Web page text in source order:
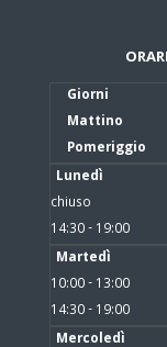
Giorni
Mattino
Pomeriggio
Lunedì
chiuso
14:30 - 19:00
Martedì
10:00 - 13:00
14:30 - 19:00
Mercoledì